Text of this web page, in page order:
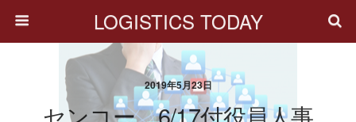
LOGISTICS TODAY
2019年5月23日
センコー、6/17付役員人事